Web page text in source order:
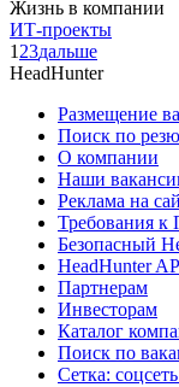
Жизнь в компании
ИТ-проекты
1 23дальше
HeadHunter
Размещение
Поиск по
О компании
Наши
Реклама на
Требования к
Безопасный
HeadHunter
Партнерам
Инвесторам
Каталог
Поиск по
Сетка: